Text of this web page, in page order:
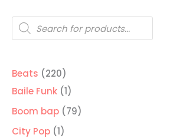
Búsqueda
de
productos
Beats 220220
productos
Baile Funk 11
producto
Boom bap 7979
City Pop 11